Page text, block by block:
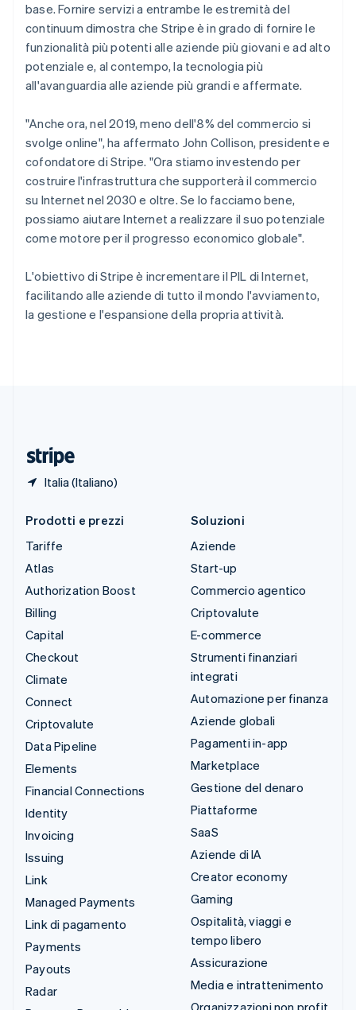
base. Fornire servizi a entrambe le estremità del
continuum dimostra che Stripe è in grado di fornire le
funzionalità più potenti alle aziende più giovani e ad alto
potenziale e, al contempo, la tecnologia più
all'avanguardia alle aziende più grandi e affermate.
"Anche ora, nel 2019, meno dell'8% del commercio si
svolge online", ha affermato John Collison, presidente e
cofondatore di Stripe. "Ora stiamo investendo per
costruire l'infrastruttura che supporterà il commercio
su Internet nel 2030 e oltre. Se lo facciamo bene,
possiamo aiutare Internet a realizzare il suo potenziale
come motore per il progresso economico globale".
L'obiettivo di Stripe è incrementare il PIL di Internet,
facilitando alle aziende di tutto il mondo l'avviamento,
la gestione e l'espansione della propria attività.
Italia (Italiano)
Portogallo
PortuguêsEnglish
RAS di Hong Kong, Cina
English简体中文
Regno Unito
English
English
Romania
English
Singapore
English 简体中文
Slovacchia
English
Slovenia
Spagna
Español English
Stati Uniti
EnglishEspañol简体中文
Prodotti e prezzi
Tariffe
Atlas
Authorization Boost
Billing
Capital
Checkout
Climate
Connect
Criptovalute
Data Pipeline
Elements
Financial Connections
Identity
Invoicing
Issuing
Link
Managed Payments
Link di pagamento
Payments
Payouts
Radar
Soluzioni
Aziende
Start-up
Commercio agentico
Criptovalute
E-commerce
Strumenti finanziari
integrati
Automazione per finanza
Aziende globali
Pagamenti in-app
Marketplace
Gestione del denaro
Piattaforme
SaaS
Aziende di IA
Creator economy
Gaming
Ospitalità, viaggi e
tempo libero
Assicurazione
Media e intrattenimento